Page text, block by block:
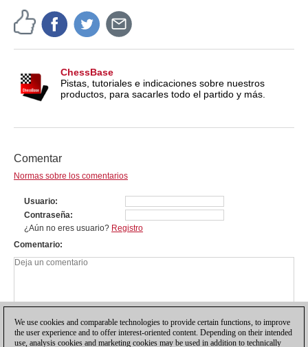
ChessBase
Pistas, tutoriales e indicaciones sobre nuestros
productos, para sacarles todo el partido y más.
Comentar
Normas sobre los comentarios
Usuario
Contraseña
¿Aún no eres usuario? Registro
Comentario
We use cookies and comparable technologies to provide certain functions, to improve
the user experience and to offer interest-oriented content. Depending on their intended
use, analysis cookies and marketing cookies may be used in addition to technically